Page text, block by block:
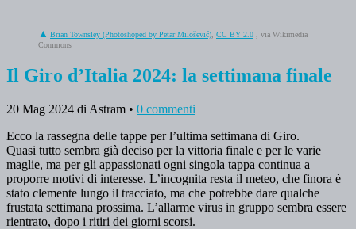
Brian Townsley (Photoshoped by Petar Milošević) CC BY 2.0 , via Wikimedia
Commons
Il Giro d’Italia 2024: la settimana finale
20 Mag 2024 di Astram • 0 commenti
Ecco la rassegna delle tappe per l’ultima settimana di Giro.
Quasi tutto sembra già deciso per la vittoria finale e per le varie
maglie, ma per gli appassionati ogni singola tappa continua a
proporre motivi di interesse. L’incognita resta il meteo, che finora è
stato clemente lungo il tracciato, ma che potrebbe dare qualche
frustata settimana prossima. L’allarme virus in gruppo sembra essere
rientrato, dopo i ritiri dei giorni scorsi.